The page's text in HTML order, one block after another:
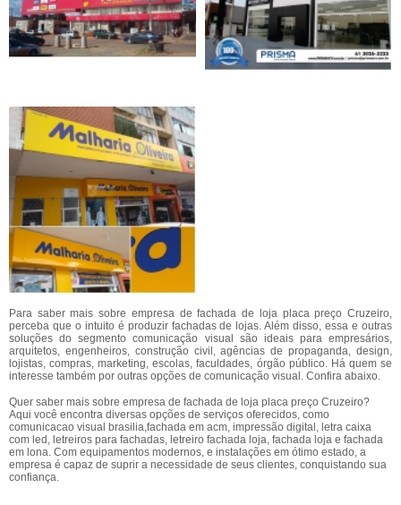
Para saber mais sobre empresa de fachada de loja placa preço Cruzeiro,
perceba que o intuito é produzir fachadas de lojas. Além disso, essa e outras
soluções do segmento comunicação visual são ideais para empresários,
arquitetos, engenheiros, construção civil, agências de propaganda, design,
lojistas, compras, marketing, escolas, faculdades, órgão público. Há quem se
interesse também por outras opções de comunicação visual. Confira abaixo.
Quer saber mais sobre empresa de fachada de loja placa preço Cruzeiro?
Aqui você encontra diversas opções de serviços oferecidos, como
comunicacao visual brasilia,fachada em acm, impressão digital, letra caixa
com led, letreiros para fachadas, letreiro fachada loja, fachada loja e fachada
em lona. Com equipamentos modernos, e instalações em ótimo estado, a
empresa é capaz de suprir a necessidade de seus clientes, conquistando sua
confiança.